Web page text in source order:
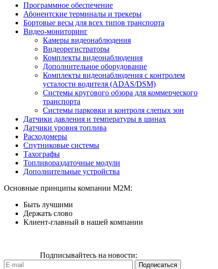
Программное обеспечение
Абонентские терминалы и трекеры
Бортовые весы для всех типов транспорта
Видео-мониторинг
Камеры видеонаблюдения
Видеорегистраторы
Комплекты видеонаблюдения
Дополнительное оборудование
Комплекты видеонаблюдения с контролем
усталости водителя (ADAS/DSM)
Системы кругового обзора для коммерческого
транспорта
Системы парковки и контроля слепых зон
Датчики давления и температуры в шинах
Датчики уровня топлива
Расходомеры
Спутниковые системы
Тахографы
Топливораздаточные модули
Дополнительные устройства
Основные принципы компании М2М:
Быть лучшими
Держать слово
Клиент-главный в нашей компании
Подписывайтесь на новости: